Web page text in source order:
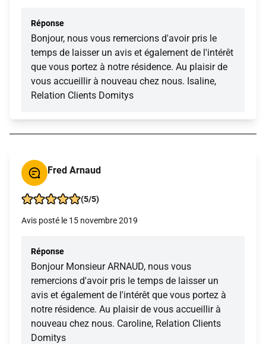
Réponse
Bonjour, nous vous remercions d'avoir pris le
temps de laisser un avis et également de l'intérêt
que vous portez à notre résidence. Au plaisir de
vous accueillir à nouveau chez nous. Isaline,
Relation Clients Domitys
Fred Arnaud
(5/5)
Avis posté le 15 novembre 2019
Réponse
Bonjour Monsieur ARNAUD, nous vous
remercions d'avoir pris le temps de laisser un
avis et également de l'intérêt que vous portez à
notre résidence. Au plaisir de vous accueillir à
nouveau chez nous. Caroline, Relation Clients
Domitys